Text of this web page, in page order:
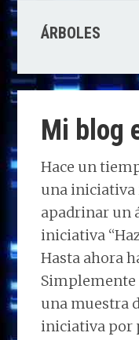
ÁRBOLES
Mi blog
Hace un
una iniciativa
apadrinar un
iniciativa
Hasta ahora
Simplemente
una muestra
iniciativa por